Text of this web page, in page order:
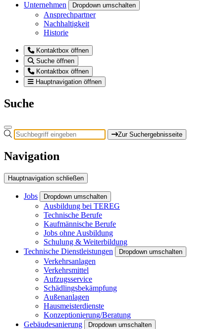
Unternehmen
Dropdown umschalten
Ansprechpartner
Nachhaltigkeit
Historie
Kontaktbox öffnen
Suche öffnen
Kontaktbox öffnen
Hauptnavigation öffnen
Suche
Zur Suchergebnisseite
Navigation
Hauptnavigation schließen
Jobs Dropdown umschalten
Ausbildung bei TEREG
Technische Berufe
Kaufmännische Berufe
Jobs ohne Ausbildung
Schulung & Weiterbildung
Technische Dienstleistungen
Dropdown umschalten
Verkehrsanlagen
Verkehrsmittel
Aufzugsservice
Schädlingsbekämpfung
Außenanlagen
Hausmeisterdienste
Konzeptionierung/Beratung
Gebäudesanierung
Dropdown umschalten